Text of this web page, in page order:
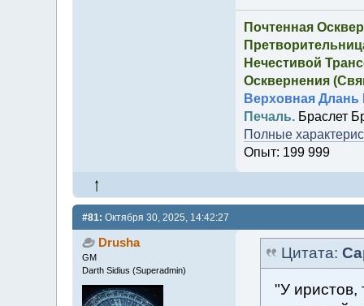
Почтенная
Нечестивой
Осквернения
Верховная Длань
Печаль.Браслет
Полные
Опыт: 199 999
#81: Октября 30, 2025, 14:42:27
Drusha
GM
Darth Sidius (Superadmin)
Цитата:
"У иристов,